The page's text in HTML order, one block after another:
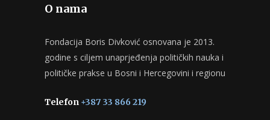
O nama
Fondacija Boris Divković osnovana je 2013.
godine s ciljem unaprjeđenja političkih nauka i
političke prakse u Bosni i Hercegovini i regionu
Telefon +387 33 866 219